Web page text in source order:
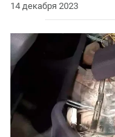
14 декабря 2023